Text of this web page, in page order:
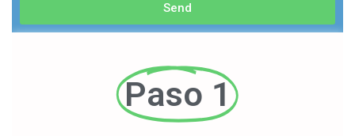
Send
Paso 1